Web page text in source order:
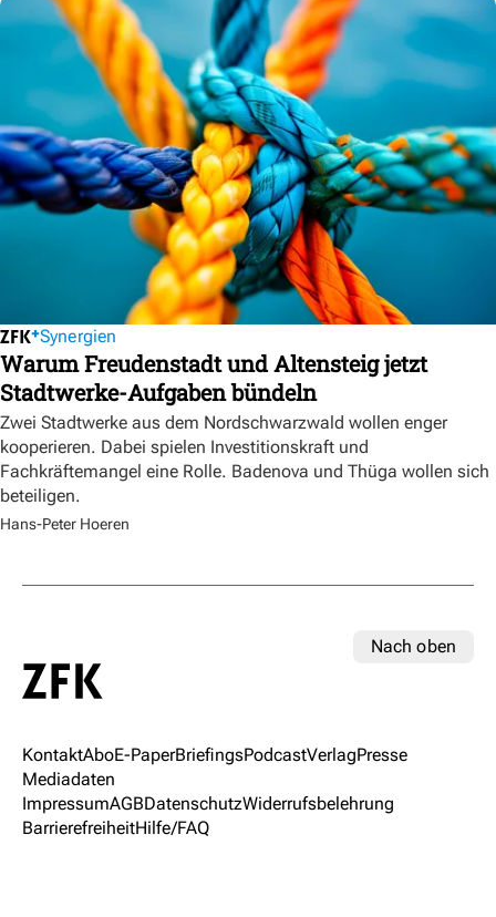
Synergien
Warum Freudenstadt und Altensteig jetzt
Stadtwerke-Aufgaben bündeln
Zwei Stadtwerke aus dem Nordschwarzwald wollen enger
kooperieren. Dabei spielen Investitionskraft und
Fachkräftemangel eine Rolle. Badenova und Thüga wollen sich
beteiligen.
Hans-Peter Hoeren
Nach oben
KontaktAboE-PaperBriefingsPodcastVerlagPresse
Mediadaten
ImpressumAGBDatenschutzWiderrufsbelehrung
BarrierefreiheitHilfe/FAQ